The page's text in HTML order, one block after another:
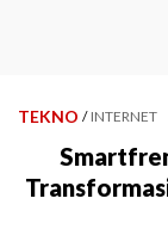
TEKNO / INTERNET